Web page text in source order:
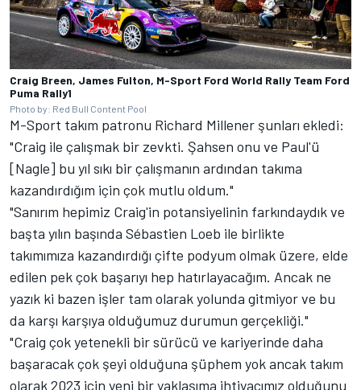
Craig Breen, James Fulton, M-Sport Ford World Rally Team Ford
Puma Rally1
Photo by: Red Bull Content Pool
M-Sport takım patronu Richard Millener şunları ekledi:
"Craig ile çalışmak bir zevkti. Şahsen onu ve Paul'ü
[Nagle] bu yıl sıkı bir çalışmanın ardından takıma
kazandırdığım için çok mutlu oldum."
"Sanırım hepimiz Craig'in potansiyelinin farkındaydık ve
başta yılın başında Sébastien Loeb ile birlikte
takımımıza kazandırdığı çifte podyum olmak üzere, elde
edilen pek çok başarıyı hep hatırlayacağım. Ancak ne
yazık ki bazen işler tam olarak yolunda gitmiyor ve bu
da karşı karşıya olduğumuz durumun gerçekliği."
"Craig çok yetenekli bir sürücü ve kariyerinde daha
başaracak çok şeyi olduğuna şüphem yok ancak takım
olarak 2023 için yeni bir yaklaşıma ihtiyacımız olduğunu